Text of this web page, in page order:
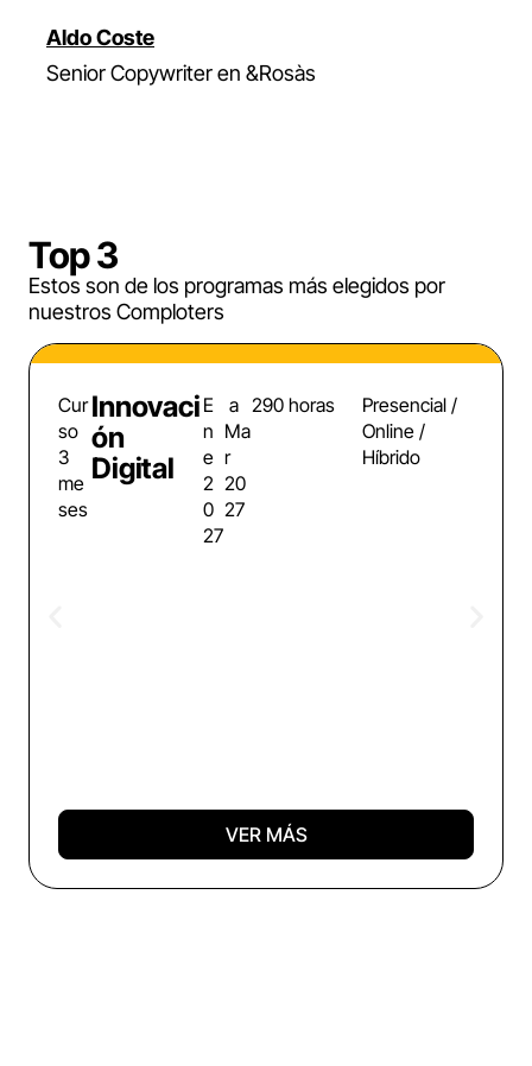
Aldo Coste
Senior Copywriter en &Rosàs
Top 3
Estos son de los programas más elegidos por
nuestros Comploters
Cur
so
3
me
ses
Innovaci
ón
Digital
E
n
e
2
0
27
a
Ma
r
20
27
290 horas
Presencial /
Online /
Híbrido
VER MÁS